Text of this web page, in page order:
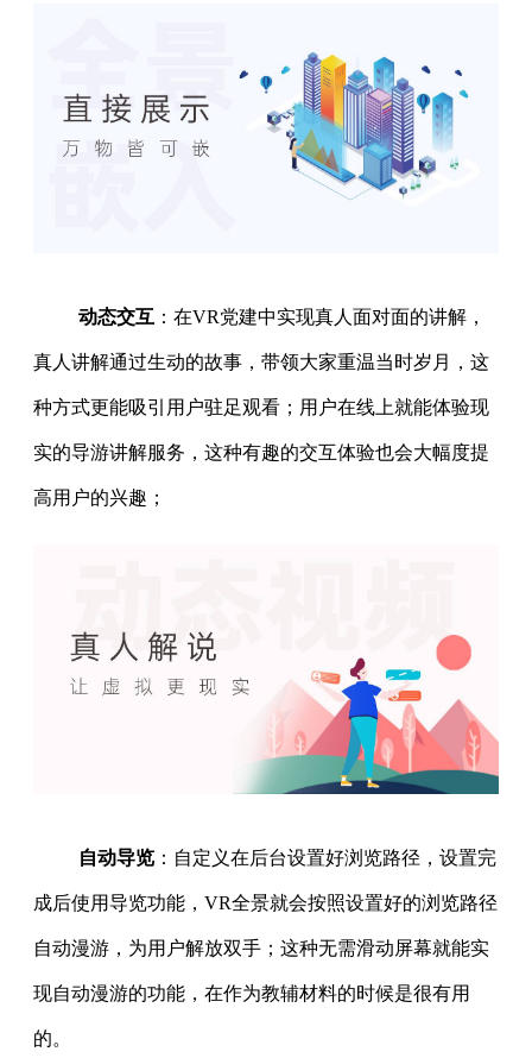
动态交互 ：在VR党建中实现真人面对面的讲解，
真人讲解通过生动的故事，带领大家重温当时岁月，这
种方式更能吸引用户驻足观看；用户在线上就能体验现
实的导游讲解服务，这种有趣的交互体验也会大幅度提
高用户的兴趣；
自动导览：自定义在后台设置好浏览路径，设置完
成后使用导览功能，VR全景就会按照设置好的浏览路径
自动漫游，为用户解放双手；这种无需滑动屏幕就能实
现自动漫游的功能，在作为教辅材料的时候是很有用
的。